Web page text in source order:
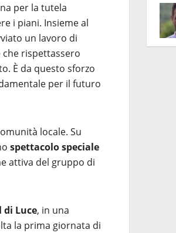
per la tutela
i piani. Insieme al
un lavoro di
rispettassero
È da questo sforzo
per il futuro
locale. Su
spettacolo speciale
attiva del gruppo di
di Luce, in una
la prima giornata di